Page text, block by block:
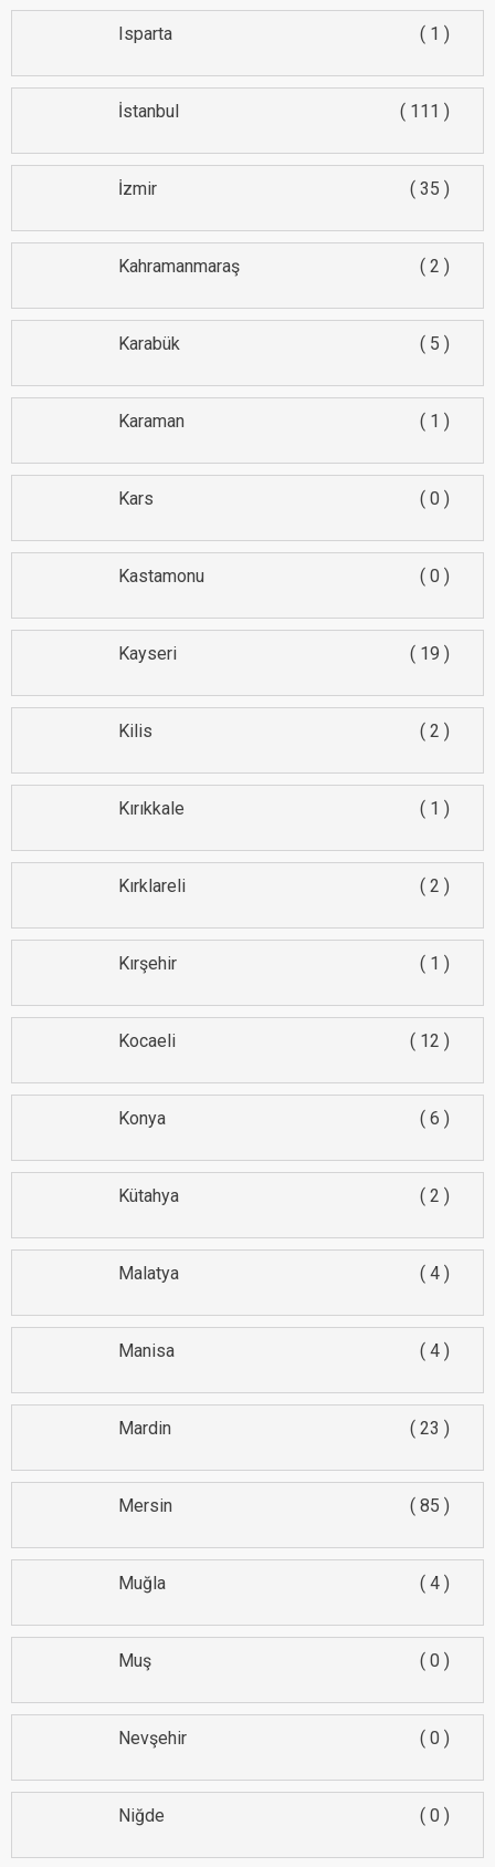
Isparta 1
İstanbul 111
İzmir 35
Kahramanmaraş 2
Karabük 5
Karaman 1
Kars 0
Kastamonu 0
Kayseri 19
Kilis 2
Kırıkkale 1
Kırklareli 2
Kırşehir 1
Kocaeli 12
Konya 6
Kütahya 2
Malatya 4
Manisa 4
Mardin 23
Mersin 85
Muğla 4
Muş 0
Nevşehir 0
Niğde 0